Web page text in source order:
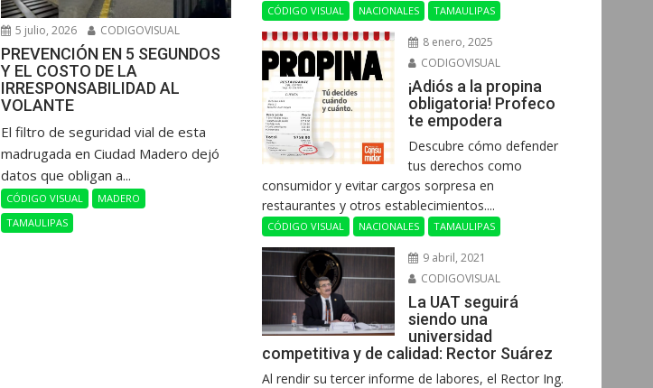
5 julio, 2026 CODIGOVISUAL
PREVENCIÓN EN 5 SEGUNDOS
Y EL COSTO DE LA
IRRESPONSABILIDAD AL
VOLANTE
​El filtro de seguridad vial de esta
madrugada en Ciudad Madero dejó
datos que obligan a...
CÓDIGO VISUAL
MADERO
TAMAULIPAS
CÓDIGO VISUAL NACIONALES TAMAULIPAS
8 enero, 2025
CODIGOVISUAL
¡Adiós a la propina
obligatoria! Profeco
te empodera
Descubre cómo defender
tus derechos como
consumidor y evitar cargos sorpresa en
restaurantes y otros establecimientos....
CÓDIGO VISUAL NACIONALES TAMAULIPAS
9 abril, 2021
CODIGOVISUAL
La UAT seguirá
siendo una
universidad
competitiva y de calidad: Rector Suárez
Al rendir su tercer informe de labores, el Rector Ing.